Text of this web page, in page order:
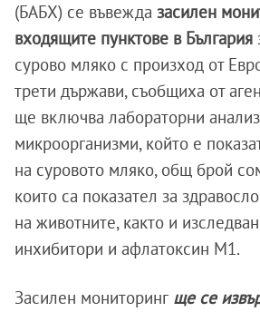
(БАБХ) се въвежда засилен
входящите пунктове в България
сурово мляко с произход от
трети държави, съобщиха от
ще включва лабораторни
микроорганизми, който е
на суровото мляко, общ брой
които са показател за
на животните, както и
инхибитори и афлатоксин М1.
Засилен мониторинг ще се